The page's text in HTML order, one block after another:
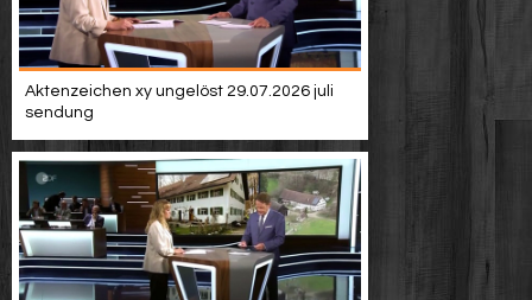
Aktenzeichen xy ungelöst 29.07.2026 juli
sendung